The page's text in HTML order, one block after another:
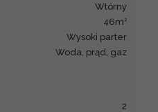
Wtórny
46m 2
Wysoki parter
Woda, prąd, gaz
2